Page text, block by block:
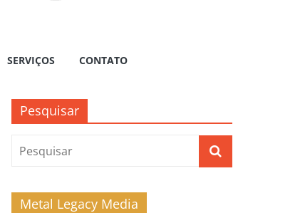
SERVIÇOS CONTATO
Pesquisar
Metal Legacy Media